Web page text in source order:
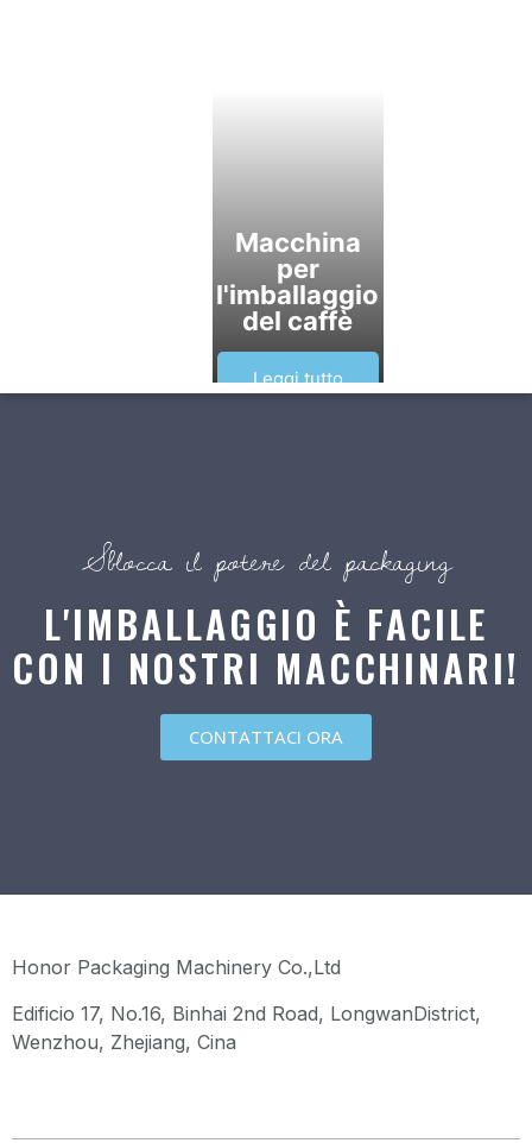
Macchina
per
l'imballaggio
del caffè
Leggi tutto
Sblocca il potere del packaging
L'IMBALLAGGIO È FACILE
CON I NOSTRI MACCHINARI!
CONTATTACI ORA
Honor Packaging Machinery Co.,Ltd
Edificio 17, No.16, Binhai 2nd Road, LongwanDistrict,
Wenzhou, Zhejiang, Cina